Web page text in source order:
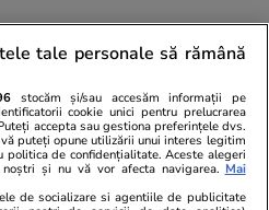
tale personale să rămână
stocăm și/sau accesăm informații pe
cookie unici pentru prelucrarea
accepta sau gestiona preferințele dvs.
puteți opune utilizării unui interes legitim
politica de confidențialitate. Aceste alegeri
și nu vă vor afecta navigarea. Mai
de socializare si agentiile de publicitate